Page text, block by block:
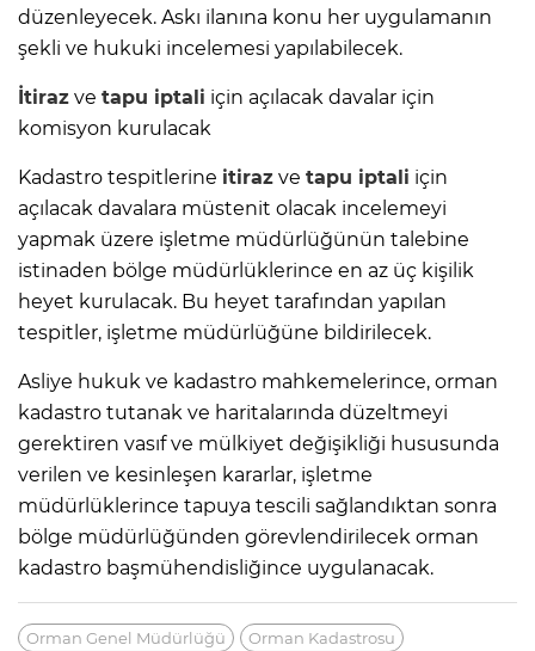
düzenleyecek. Askı ilanına konu her uygulamanın
şekli ve hukuki incelemesi yapılabilecek.
İtiraz ve tapu iptali için açılacak davalar için
komisyon kurulacak
Kadastro tespitlerine itiraz ve tapu iptali için
açılacak davalara müstenit olacak incelemeyi
yapmak üzere işletme müdürlüğünün talebine
istinaden bölge müdürlüklerince en az üç kişilik
heyet kurulacak. Bu heyet tarafından yapılan
tespitler, işletme müdürlüğüne bildirilecek.
Asliye hukuk ve kadastro mahkemelerince, orman
kadastro tutanak ve haritalarında düzeltmeyi
gerektiren vasıf ve mülkiyet değişikliği hususunda
verilen ve kesinleşen kararlar, işletme
müdürlüklerince tapuya tescili sağlandıktan sonra
bölge müdürlüğünden görevlendirilecek orman
kadastro başmühendisliğince uygulanacak.
Orman Genel Müdürlüğü
Orman Kadastrosu